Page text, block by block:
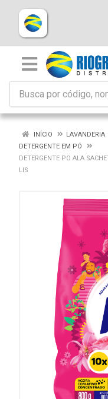
INÍCIO
LAVANDERIA
DETERGENTE EM PÓ
DETERGENTE PO ALA
LIS